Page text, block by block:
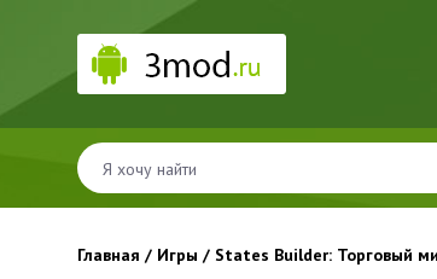
Главная / Игры / States Builder: Торговый